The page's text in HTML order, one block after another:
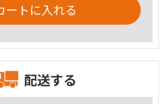
ートに入れる
配送する